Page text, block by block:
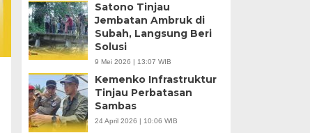
Satono Tinjau
Jembatan Ambruk di
Subah, Langsung Beri
Solusi
9 Mei 2026 | 13:07 WIB
Kemenko Infrastruktur
Tinjau Perbatasan
Sambas
24 April 2026 | 10:06 WIB